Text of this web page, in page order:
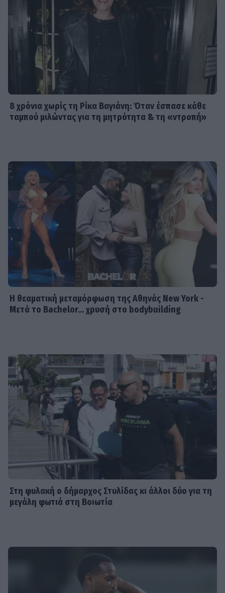
8 χρόνια χωρίς τη Ρίκα Βαγιάνη: Όταν έσπασε κάθε
ταμπού μιλώντας για τη μητρότητα & τη «ντροπή»
Η θεαματική μεταμόρφωση της Αθηνάς New York -
Μετά το Bachelor... χρυσή στο bodybuilding
Στη φυλακή ο δήμαρχος Στυλίδας κι άλλοι δύο για τη
μεγάλη φωτιά στη Βοιωτία